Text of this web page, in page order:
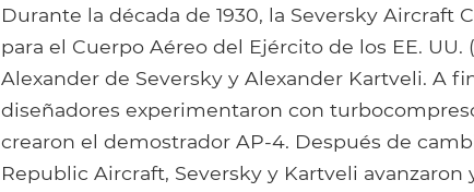
Facebook Google+
Durante la década de 1930, la Seversky Aircraft
para el Cuerpo Aéreo del Ejército de los EE. UU.
Alexander de Seversky y Alexander Kartveli. A
diseñadores experimentaron con
crearon el demostrador AP-4. Después de
Republic Aircraft, Seversky y Kartveli